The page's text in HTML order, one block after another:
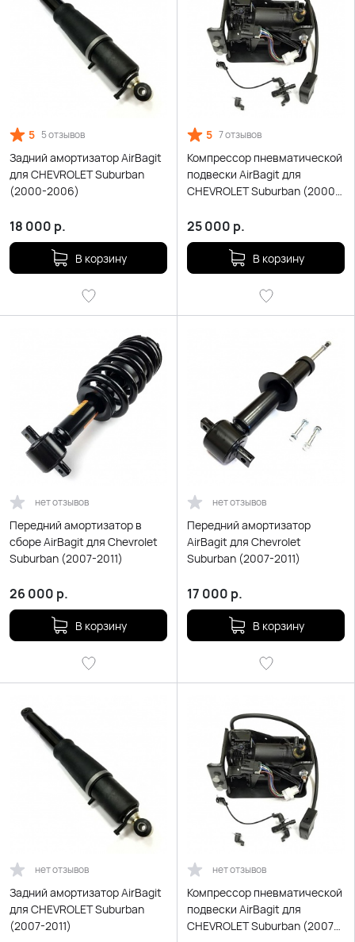
5 5 отзывов
Задний амортизатор AirBagit
для CHEVROLET Suburban
(2000-2006)
18 000 р.
В корзину
5 7 отзывов
Компрессор пневматической
подвески AirBagit для
CHEVROLET Suburban (2000-
25 000 р.
В корзину
нет отзывов
Передний амортизатор в
сборе AirBagit для Chevrolet
Suburban (2007-2011)
26 000 р.
В корзину
нет отзывов
Передний амортизатор
AirBagit для Chevrolet
Suburban (2007-2011)
17 000 р.
В корзину
нет отзывов
Задний амортизатор AirBagit
для CHEVROLET Suburban
(2007-2011)
нет отзывов
Компрессор пневматической
подвески AirBagit для
CHEVROLET Suburban (2007-